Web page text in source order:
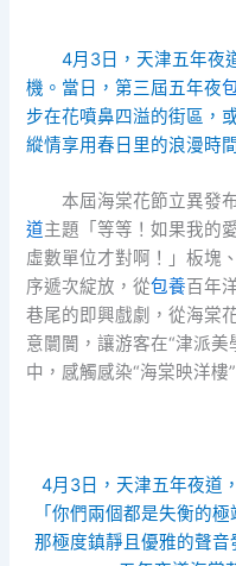
4月3日，天津五年夜
機。當日，第三屆五年夜
步在花噴鼻四溢的街區，
縱情享用春日里的浪漫時
本屆海棠花節立異發
道主題「等等！如果我的
虛數單位才對啊！」板塊
序遞次綻放，從包養百年
巷尾的即興戲劇，從海棠
意闤闠，讓游客在“津派美
中，感觸感染“海棠映洋樓
4月3日，天津五年夜道
「你們兩個都是失衡的
那極度鎮靜且優雅的聲